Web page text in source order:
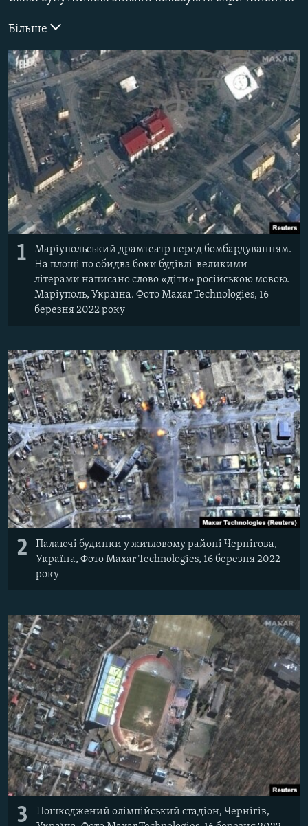
УКРАЇНСЬКА ПРОБЛЕМА КРИМУ
ІНФОГРАФІКА
Русский
Qırımtatar
ДОЛУЧАЙСЯ!
Усі сайти RFE/RL
Більше
1
Маріупольський драмтеатр перед бомбардуванням.
На площі по обидва боки будівлі великими
літерами написано слово «діти» російською мовою.
Маріуполь, Україна. Фото Maxar Technologies, 16
березня 2022 року
2
Палаючі будинки у житловому районі Чернігова,
Україна, Фото Maxar Technologies, 16 березня 2022
року
3
Пошкоджений олімпійський стадіон, Чернігів,